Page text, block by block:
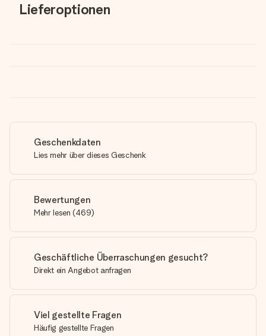
Lieferoptionen
Geschenkdaten
Lies mehr über dieses Geschenk
Bewertungen
Mehr lesen (469)
Geschäftliche Überraschungen gesucht?
Direkt ein Angebot anfragen
Viel gestellte Fragen
Häufig gestellte Fragen